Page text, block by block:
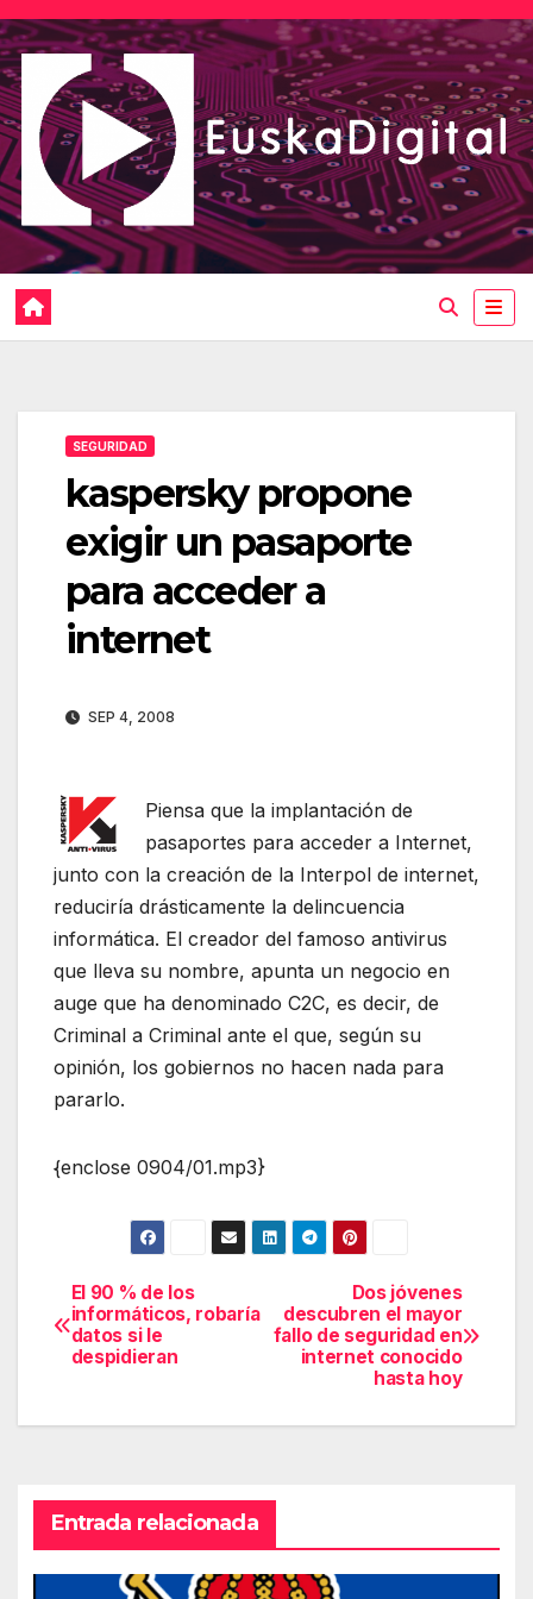
Saltar
al
contenido
SEGURIDAD
kaspersky propone
exigir un pasaporte
para acceder a
internet
SEP 4, 2008
Piensa que la implantación de
pasaportes para acceder a Internet,
junto con la creación de la Interpol de internet,
reduciría drásticamente la delincuencia
informática. El creador del famoso antivirus
que lleva su nombre, apunta un negocio en
auge que ha denominado C2C, es decir, de
Criminal a Criminal ante el que, según su
opinión, los gobiernos no hacen nada para
pararlo.
{enclose 0904/01.mp3}
Navegación
de
Dos jóvenes
descubren el mayor
fallo de seguridad en
internet conocido
hasta hoy
El 90 % de los
informáticos, robaría
datos si le
despidieran
Entrada relacionada